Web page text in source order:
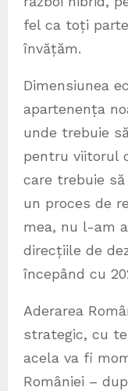
fel ca toți
învățăm.
Dimensiunea
apartenența
unde trebuie
pentru viitorul
care trebuie
un proces de
mea, nu l-am
direcțiile de
începând cu
Aderarea
strategic, cu
acela va fi
României –